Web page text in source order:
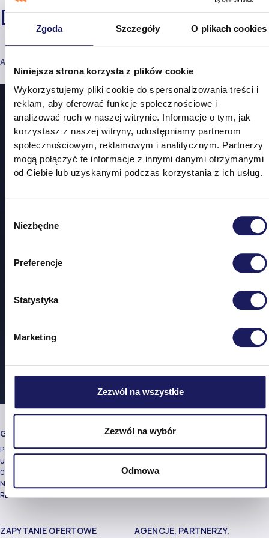
Zgoda Szczegóły O plikach cookies
Niniejsza strona korzysta z plików cookie
Wykorzystujemy pliki cookie do spersonalizowania treści i
reklam, aby oferować funkcje społecznościowe i
analizować ruch w naszej witrynie. Informacje o tym, jak
korzystasz z naszej witryny, udostępniamy partnerom
społecznościowym, reklamowym i analitycznym. Partnerzy
mogą połączyć te informacje z innymi danymi otrzymanymi
od Ciebie lub uzyskanymi podczas korzystania z ich usług.
zgody
Niezbędne
Preferencje
Statystyka
Marketing
Zezwól na wszystkie
Zezwól na wybór
Odmowa
Dariusz Kuchta
AUTOR PERFORMANCE GROUP
GŁÓWNA SIEDZIBA
Performance Media P.S.A.
ul. Idzikowskiego 19
02-704 Warszawa
NIP: 521-374-29-52
REGON: 365035932
TEL:
+48 22 382 73 00
ZAPYTANIE OFERTOWE
AGENCJE, PARTNERZY,